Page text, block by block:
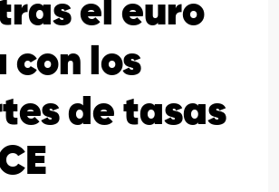
el euro
con los
de tasas